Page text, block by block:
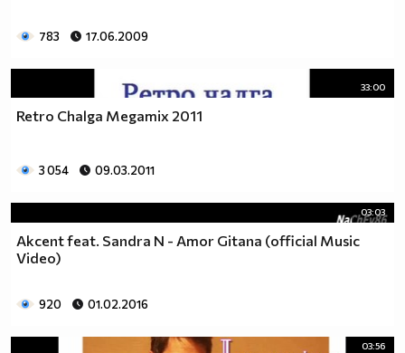
783 17.06.2009
33:00
Retro Chalga Megamix 2011
3 054 09.03.2011
03:03
Akcent feat. Sandra N - Amor Gitana (official Music
Video)
920 01.02.2016
03:56